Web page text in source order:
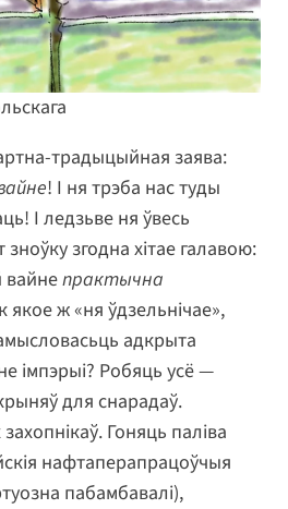
традыцыйная заява:
! І ня трэба нас туды
І ледзьве ня ўвесь
згодна хітае галавою:
вайнепрактычна
якое ж «ня ўдзельнічае»,
адкрыта
імпэрыі? Робяць усё —
для снарадаў.
Гоняць паліва
нафтаперапрацоўчыя
пабамбавалі),